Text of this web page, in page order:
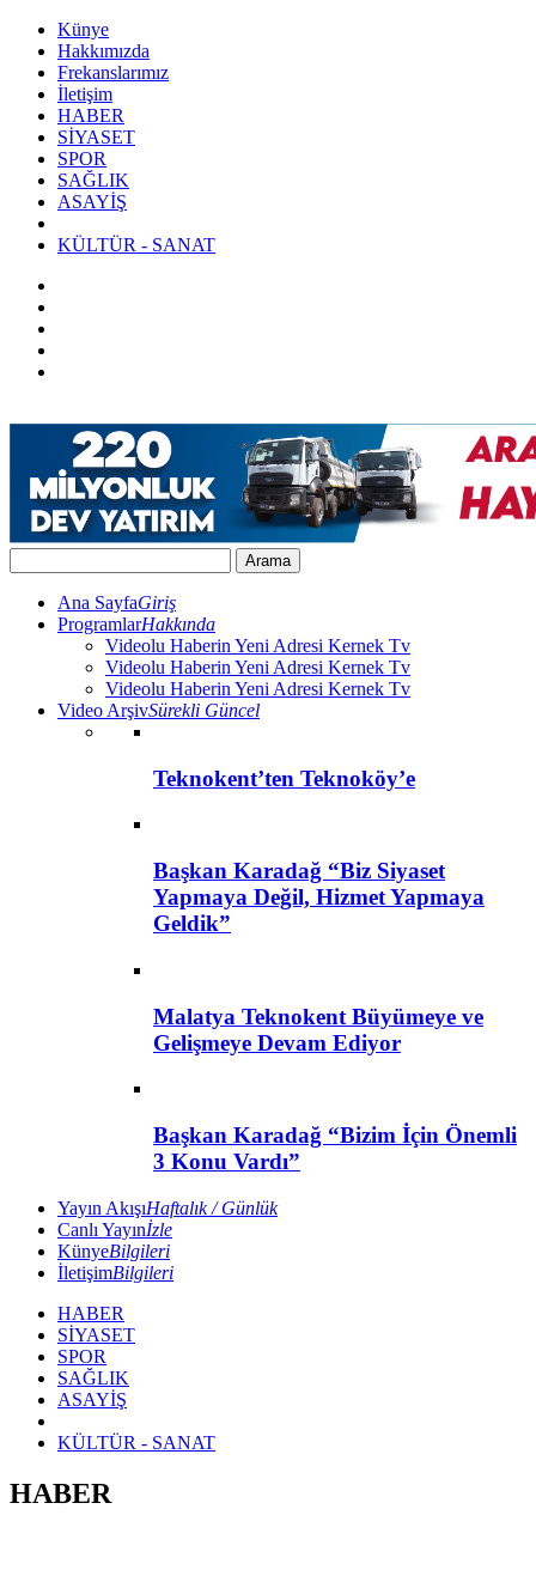
Künye
Hakkımızda
Frekanslarımız
İletişim
HABER
SİYASET
SPOR
SAĞLIK
ASAYİŞ
KÜLTÜR - SANAT
Ana SayfaGiriş
ProgramlarHakkında
Videolu Haberin Yeni Adresi Kernek Tv
Videolu Haberin Yeni Adresi Kernek Tv
Videolu Haberin Yeni Adresi Kernek Tv
Video ArşivSürekli Güncel
Teknokent’ten Teknoköy’e
Başkan Karadağ “Biz Siyaset
Yapmaya Değil, Hizmet Yapmaya
Geldik”
Malatya Teknokent Büyümeye ve
Gelişmeye Devam Ediyor
Başkan Karadağ “Bizim İçin Önemli
3 Konu Vardı”
Yayın AkışıHaftalık / Günlük
Canlı Yayınİzle
KünyeBilgileri
İletişimBilgileri
HABER
SİYASET
SPOR
SAĞLIK
ASAYİŞ
KÜLTÜR - SANAT
HABER